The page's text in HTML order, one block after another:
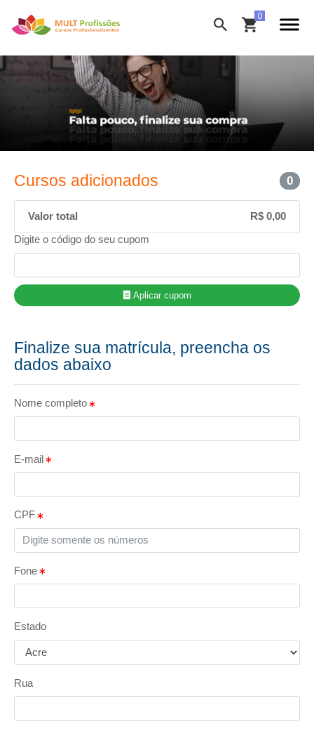
Cursos adicionados 0
Valor total
R$ 0,00
Digite o código do seu cupom
Aplicar cupom
Finalize sua matrícula, preencha os
dados abaixo
Nome completo
E-mail
CPF
Fone
Estado
Rua